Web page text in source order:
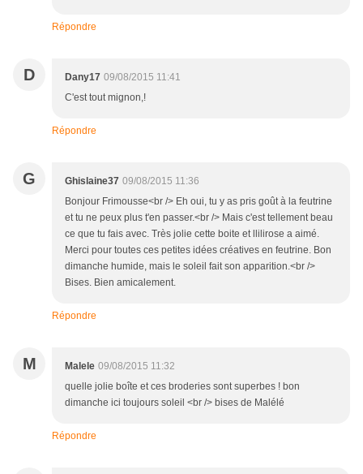
Répondre
D Dany17 09/08/2015 11:41
C'est tout mignon,!
Répondre
G Ghislaine37 09/08/2015 11:36
Bonjour Frimousse<br /> Eh oui, tu y as pris goût à la feutrine
et tu ne peux plus t'en passer.<br /> Mais c'est tellement beau
ce que tu fais avec. Très jolie cette boite et llilirose a aimé.
Merci pour toutes ces petites idées créatives en feutrine. Bon
dimanche humide, mais le soleil fait son apparition.<br />
Bises. Bien amicalement.
Répondre
M Malele 09/08/2015 11:32
quelle jolie boîte et ces broderies sont superbes ! bon
dimanche ici toujours soleil <br /> bises de Malélé
Répondre